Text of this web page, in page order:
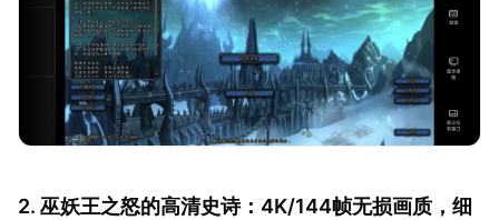
2. 巫妖王之怒的高清史诗：4K/144帧无损画质，细